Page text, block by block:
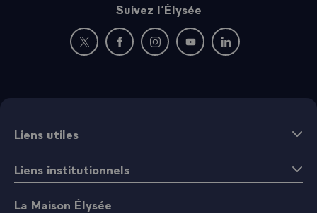
Suivez l’Élysée
Nouvelle fenêtre : rejoignez-nous sur Twitter
Nouvelle fenêtre : rejoignez-nous sur
Nouvelle fenêtre : rejoignez-nous
Nouvelle fenêtre :
Nouvelle fenêtre :
Liens utiles
Liens institutionnels
La Maison Élysée